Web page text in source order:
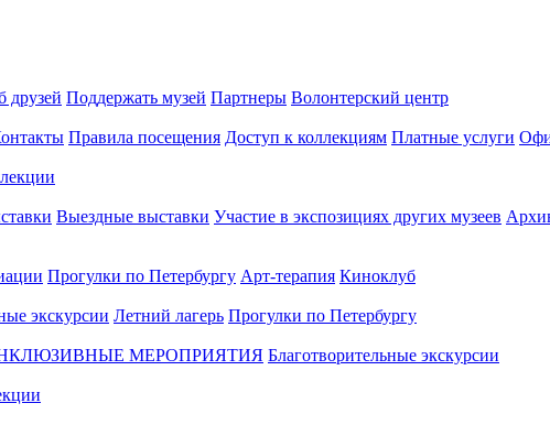
друзей Поддержать музей Партнеры Волонтерский центр
Правила посещения Доступ к коллекциям Платные услуги
Выездные выставки Участие в экспозициях других музеев
Прогулки по Петербургу Арт-терапия Киноклуб
экскурсии Летний лагерь Прогулки по Петербургу
МЕРОПРИЯТИЯ Благотворительные экскурсии